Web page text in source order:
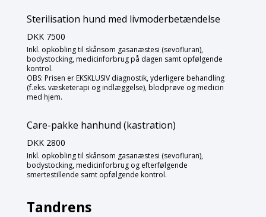
Sterilisation hund med livmoderbetændelse
DKK 7500
Inkl. opkobling til skånsom gasanæstesi (sevofluran),
bodystocking, medicinforbrug på dagen samt opfølgende
kontrol.
OBS: Prisen er EKSKLUSIV diagnostik, yderligere behandling
(f.eks. væsketerapi og indlæggelse), blodprøve og medicin
med hjem.
Care-pakke hanhund (kastration)
DKK 2800
Inkl. opkobling til skånsom gasanæstesi (sevofluran),
bodystocking, medicinforbrug og efterfølgende
smertestillende samt opfølgende kontrol.
Tandrens